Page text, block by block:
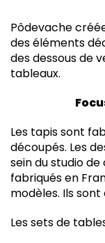
Pôdevache
des éléments
des dessous de
tableaux.
Les tapis sont
découpés. Les
sein du studio
fabriqués en
modèles. Ils
Les sets de